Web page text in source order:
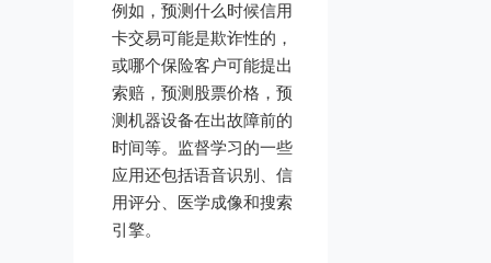
例如，预测什么时候信用
卡交易可能是欺诈性的，
或哪个保险客户可能提出
索赔，预测股票价格，预
测机器设备在出故障前的
时间等。监督学习的一些
应用还包括语音识别、信
用评分、医学成像和搜索
引擎。